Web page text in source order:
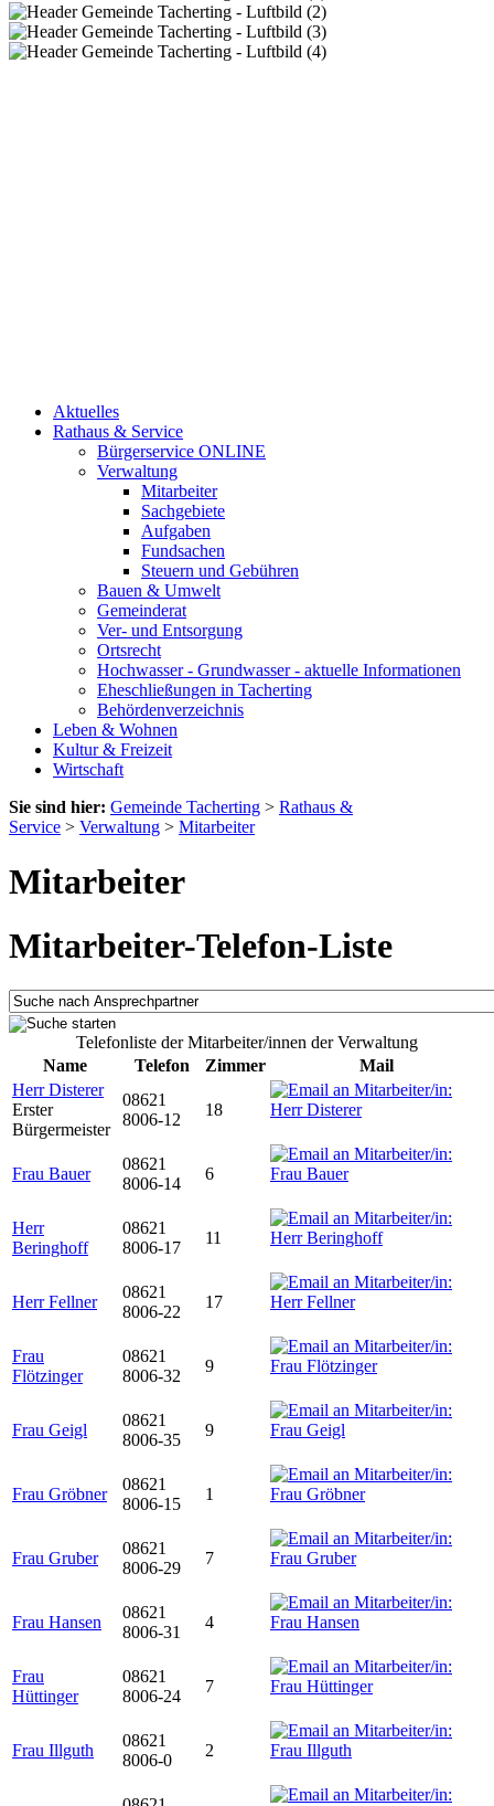
Aktuelles
Rathaus & Service
Bürgerservice ONLINE
Verwaltung
Mitarbeiter
Sachgebiete
Aufgaben
Fundsachen
Steuern und Gebühren
Bauen & Umwelt
Gemeinderat
Ver- und Entsorgung
Ortsrecht
Hochwasser - Grundwasser - aktuelle Informationen
Eheschließungen in Tacherting
Behördenverzeichnis
Leben & Wohnen
Kultur & Freizeit
Wirtschaft
Sie sind hier: Gemeinde Tacherting > Rathaus &
Service > Verwaltung > Mitarbeiter
Mitarbeiter
Mitarbeiter-Telefon-Liste
Telefonliste der Mitarbeiter/innen der Verwaltung
Name
Telefon Zimmer
Mail
Herr Disterer
Erster
Bürgermeister
08621
8006-12
18
Frau Bauer
08621
8006-14
6
Herr
Beringhoff
08621
8006-17
11
Herr Fellner
08621
8006-22
17
Frau
Flötzinger
08621
8006-32
9
Frau Geigl
08621
8006-35
9
Frau Gröbner
08621
8006-15
1
Frau Gruber
08621
8006-29
7
Frau Hansen
08621
8006-31
4
Frau
Hüttinger
08621
8006-24
7
Frau Illguth
08621
8006-0
2